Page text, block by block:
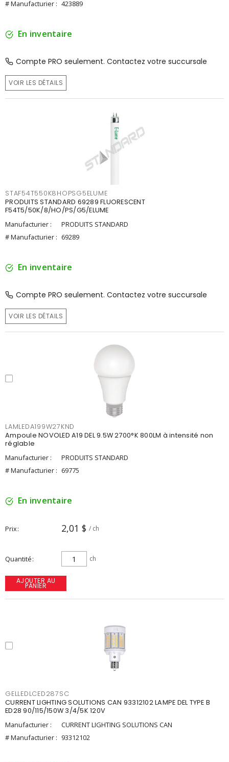
# Manufacturier : 423889
En inventaire
Compte PRO seulement. Contactez votre succursale
VOIR LES DÉTAILS
STAF54T550K8HOPSG5ELUME
PRODUITS STANDARD 69289 FLUORESCENT
F54T5/50K/8/HO/PS/G5/ELUME
Manufacturier :
PRODUITS STANDARD
# Manufacturier : 69289
En inventaire
Compte PRO seulement. Contactez votre succursale
VOIR LES DÉTAILS
LAMLEDA199W27KND
Ampoule NOVOLED A19 DEL 9.5W 2700°K 800LM à intensité non
réglable
Manufacturier :
PRODUITS STANDARD
# Manufacturier : 69775
En inventaire
Prix 2,01 $ / ch
Quantité ch
AJOUTER AU
PANIER
GELLEDLCED287SC
CURRENT LIGHTING SOLUTIONS CAN 93312102 LAMPE DEL TYPE B
ED28 90/115/150W 3/4/5K 120V
Manufacturier :
CURRENT LIGHTING SOLUTIONS CAN
# Manufacturier : 93312102